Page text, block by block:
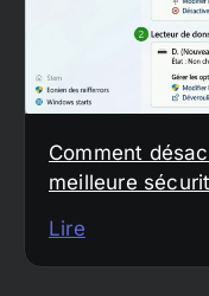
Comment
meilleure
Lire